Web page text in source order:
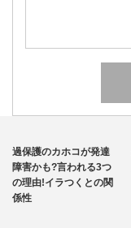
過保護のカホコが発達
障害かも?言われる3つ
の理由!イラつくとの関
係性